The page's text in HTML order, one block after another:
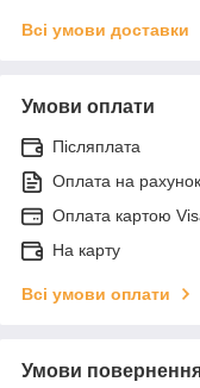
Всі умови доставки
Умови оплати
Післяплата
Оплата на рахунок
Оплата картою
На карту
Всі умови оплати
Умови